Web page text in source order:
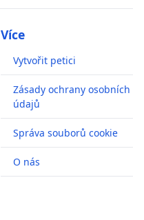
Více
Vytvořit petici
Zásady ochrany osobních
údajů
Správa souborů cookie
O nás